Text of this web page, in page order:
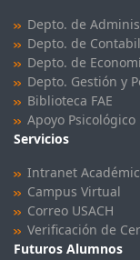
Depto. de
Depto. de
Depto. de
Depto. Gestión y
Biblioteca FAE
Apoyo Psicológico
Servicios
Intranet
Campus Virtual
Correo USACH
Verificación de
Futuros Alumnos